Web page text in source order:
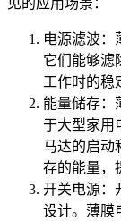
见的应用场景：
电源滤波：
它们能够滤
工作时的稳
能量储存：
于大型家用
马达的启动
存的能量，
开关电源：
设计。薄膜